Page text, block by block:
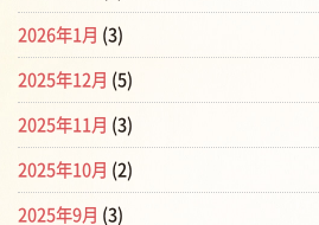
2026年1月 (3)
2025年12月 (5)
2025年11月 (3)
2025年10月 (2)
2025年9月 (3)